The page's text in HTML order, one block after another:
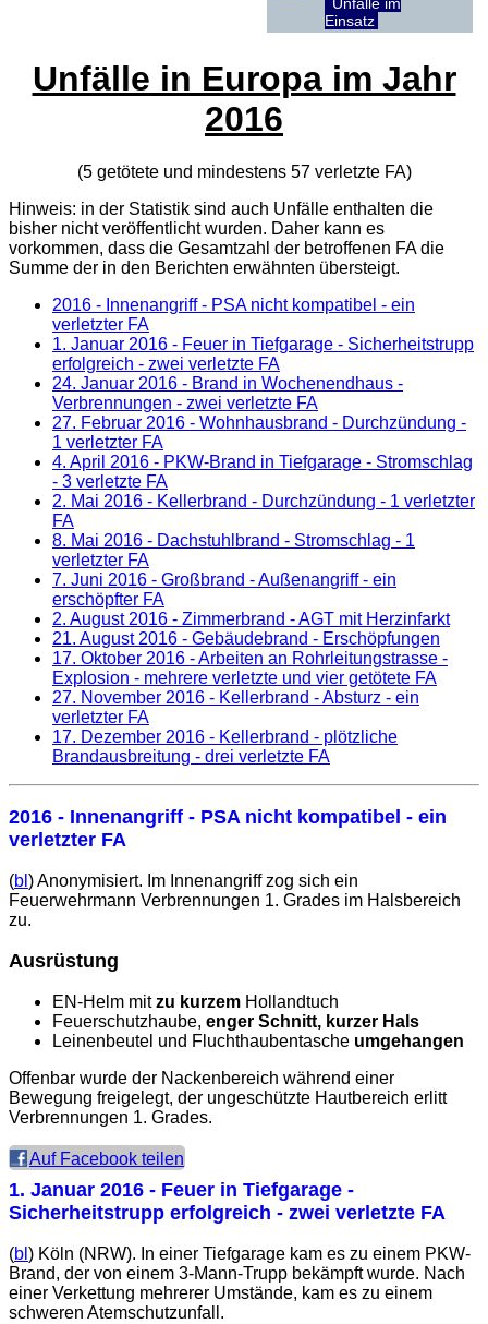
Einsatz
Unfälle in Europa im Jahr
2016
(5 getötete und mindestens 57 verletzte FA)
Hinweis: in der Statistik sind auch Unfälle enthalten die
bisher nicht veröffentlicht wurden. Daher kann es
vorkommen, dass die Gesamtzahl der betroffenen FAdie
Summe der in den Berichten erwähnten übersteigt.
2016 - Innenangriff - PSA nicht kompatibel - ein
verletzter FA
1. Januar 2016 - Feuer in Tiefgarage - Sicherheitstrupp
erfolgreich - zwei verletzte FA
24. Januar 2016 - Brand in Wochenendhaus -
Verbrennungen - zwei verletzte FA
27. Februar 2016 - Wohnhausbrand - Durchzündung -
1 verletzter FA
4. April 2016 - PKW-Brand in Tiefgarage - Stromschlag
- 3 verletzte FA
2. Mai 2016 - Kellerbrand - Durchzündung - 1 verletzter
FA
8. Mai 2016 - Dachstuhlbrand - Stromschlag - 1
verletzter FA
7. Juni 2016 - Großbrand - Außenangriff - ein
erschöpfter FA
2. August 2016 - Zimmerbrand - AGT mit Herzinfarkt
21. August 2016 - Gebäudebrand - Erschöpfungen
17. Oktober 2016 - Arbeiten an Rohrleitungstrasse -
Explosion - mehrere verletzte und vier getötete FA
27. November 2016 - Kellerbrand - Absturz - ein
verletzter FA
17. Dezember 2016 - Kellerbrand - plötzliche
Brandausbreitung - drei verletzte FA
2016 - Innenangriff - PSA nicht kompatibel - ein
verletzter FA
(bl ) Anonymisiert. Im Innenangriff zog sich ein
Feuerwehrmann Verbrennungen 1. Grades im Halsbereich
zu.
Ausrüstung
EN-Helm mitzu kurzem Hollandtuch
Feuerschutzhaube, enger Schnitt, kurzer Hals
Leinenbeutel und Fluchthaubentasche umgehangen
Offenbar wurde der Nackenbereich während einer
Bewegung freigelegt, der ungeschützte Hautbereich erlitt
Verbrennungen 1. Grades.
Auf Facebook teilen
1. Januar 2016 - Feuer in Tiefgarage -
Sicherheitstrupp erfolgreich - zwei verletzte FA
(bl ) Köln (NRW). In einer Tiefgarage kam es zu einem PKW-
Brand, der von einem 3-Mann-Trupp bekämpft wurde. Nach
einer Verkettung mehrerer Umstände, kam es zu einem
schweren Atemschutzunfall.